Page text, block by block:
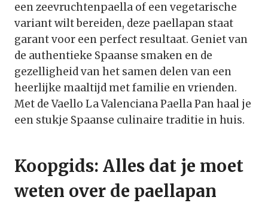
een zeevruchtenpaella of een vegetarische
variant wilt bereiden, deze paellapan staat
garant voor een perfect resultaat. Geniet van
de authentieke Spaanse smaken en de
gezelligheid van het samen delen van een
heerlijke maaltijd met familie en vrienden.
Met de Vaello La Valenciana Paella Pan haal je
een stukje Spaanse culinaire traditie in huis.
Koopgids: Alles dat je moet
weten over de paellapan